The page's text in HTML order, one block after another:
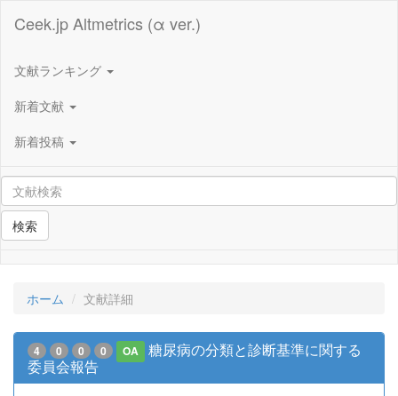
Ceek.jp Altmetrics (α ver.)
文献ランキング
新着文献
新着投稿
検索
ホーム 文献詳細
4 0 0 0 OA
糖尿病の分類と診断基準に関する
委員会報告